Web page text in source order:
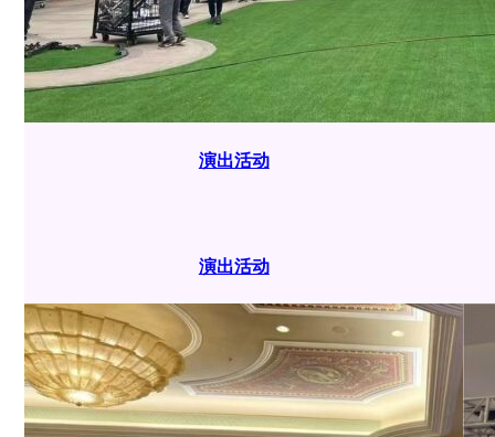
演出活动
演出活动